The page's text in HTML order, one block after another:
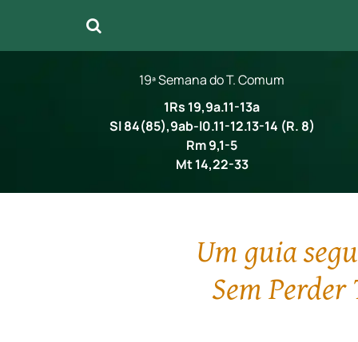
19ª Semana do T. Comum
1Rs 19,9a.11-13a
Sl 84(85),9ab-l0.11-12.13-14 (R. 8)
Rm 9,1-5
Mt 14,22-33
Um guia
Sem